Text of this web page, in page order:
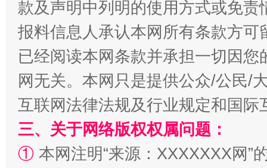
揭批美国五大"原罪" "炒
款及声明中列明的使用方式或免责
报料信息人承认本网所有条款方
已经阅读本网条款并承担一切因
网无关。本网只是提供公众/公民/
互联网法律法规及行业规定和国
三、关于网络版权权属问题：
① 本网注明“来源：XXXXXXX网”